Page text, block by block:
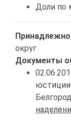
Доли по
округ
Документы